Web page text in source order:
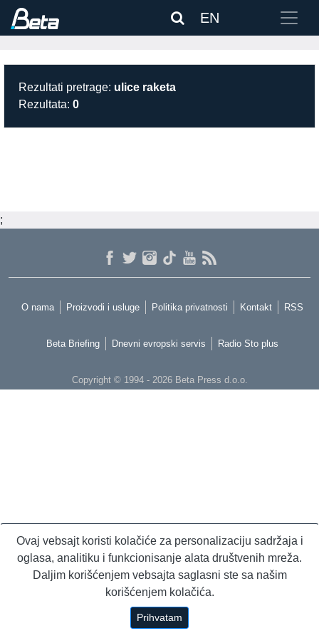
EN
Rezultati pretrage: ulice raketa
Rezultata: 0
;
O nama Proizvodi i usluge Politika privatnosti Kontakt RSS
Beta Briefing Dnevni evropski servis Radio Sto plus
Copyright © 1994 - 2026 Beta Press d.o.o.
Ovaj vebsajt koristi kolačiće za personalizaciju sadržaja i
oglasa, analitiku i funkcionisanje alata društvenih mreža.
Daljim korišćenjem vebsajta saglasni ste sa našim
korišćenjem kolačića.
Prihvatam